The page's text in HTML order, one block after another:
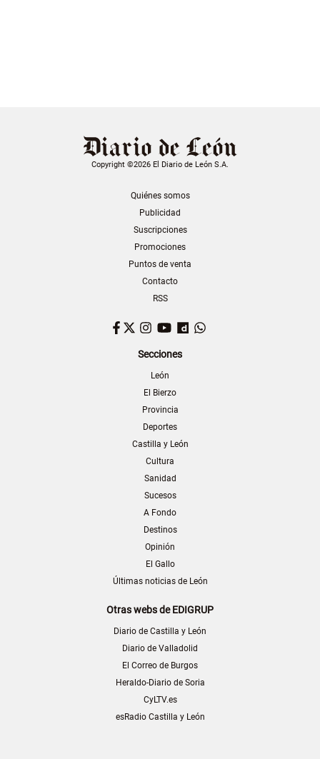
Copyright ©2026 El Diario de León S.A.
Quiénes somos
Publicidad
Suscripciones
Promociones
Puntos de venta
Contacto
RSS
Facebook
TwitterInstagram
YouTubeDailymotion
Secciones
León
El Bierzo
Provincia
Deportes
Castilla y León
Cultura
Sanidad
Sucesos
A Fondo
Destinos
Opinión
El Gallo
Últimas noticias de León
Otras webs de EDIGRUP
Diario de Castilla y León
Diario de Valladolid
El Correo de Burgos
Heraldo-Diario de Soria
CyLTV.es
esRadio Castilla y León